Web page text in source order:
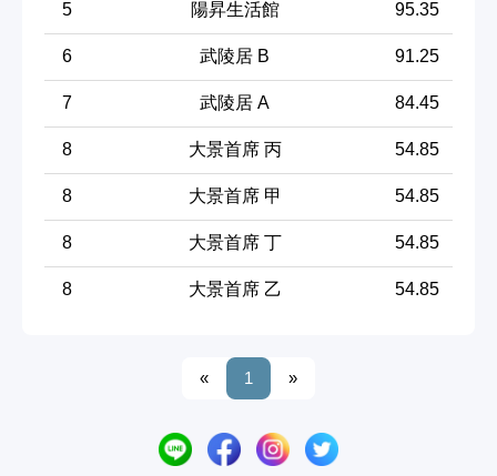
5 陽昇生活館 95.35
6 武陵居 B 91.25
7 武陵居 A 84.45
8 大景首席 丙 54.85
8 大景首席 甲 54.85
8 大景首席 丁 54.85
8 大景首席 乙 54.85
« 1 »